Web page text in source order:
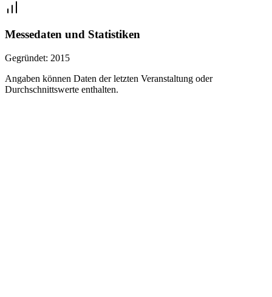
Messedaten und Statistiken
Gegründet: 2015
Angaben können Daten der letzten Veranstaltung oder
Durchschnittswerte enthalten.